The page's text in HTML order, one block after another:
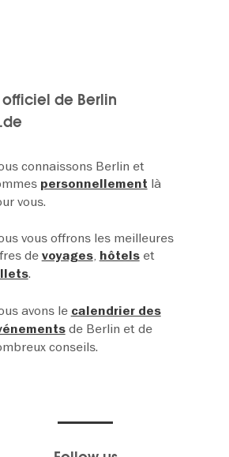
de Berlin
connaissons Berlin et
personnellement là
vous.
vous offrons les meilleures
de voyages, hôtelset
.
avons le calendrier des
de Berlin et de
conseils.